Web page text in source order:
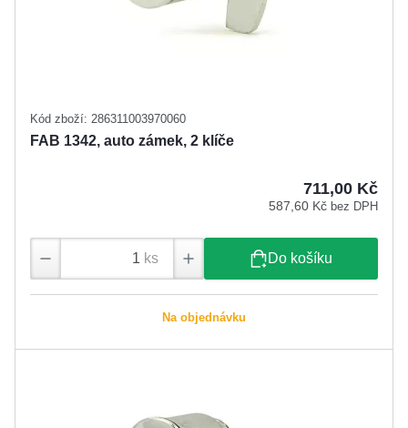
Kód zboží: 286311003970060
FAB 1342, auto zámek, 2 klíče
711,00 Kč
587,60 Kč bez DPH
ks Do košíku
Na objednávku